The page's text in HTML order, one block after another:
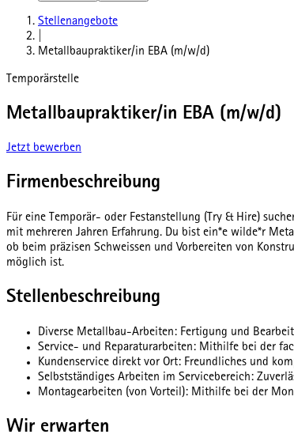
Stellenangebote
Metallbaupraktiker/in EBA (m/w/d)
Temporärstelle
Metallbaupraktiker/in EBA (m/w/d)
Jetzt bewerben
Firmenbeschreibung
Für eine Temporär- oder Festanstellung (Try & Hire)
mit mehreren Jahren Erfahrung. Du bist ein*e wilde*r
ob beim präzisen Schweissen und Vorbereiten von
möglich ist.
Stellenbeschreibung
Diverse Metallbau-Arbeiten: Fertigung und
Service- und Reparaturarbeiten: Mithilfe bei der
Kundenservice direkt vor Ort: Freundliches und
Selbstständiges Arbeiten im Servicebereich:
Montagearbeiten (von Vorteil): Mithilfe bei der
Wir erwarten